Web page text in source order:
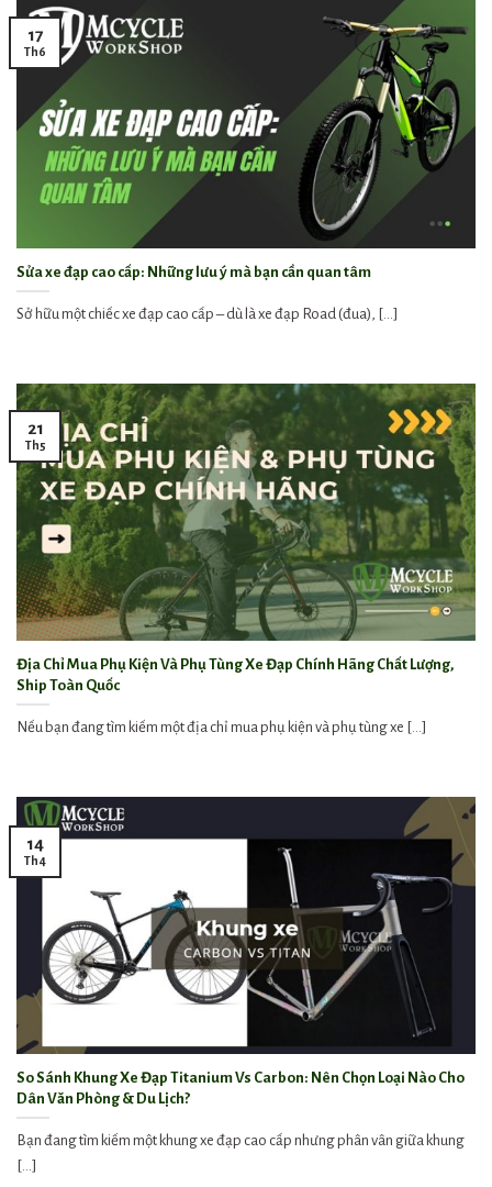
Sửa xe đạp cao cấp: Những lưu ý mà bạn cần quan tâm
Sở hữu một chiếc xe đạp cao cấp – dù là xe đạp Road (đua), [...]
17
Th6
Địa Chỉ Mua Phụ Kiện Và Phụ Tùng Xe Đạp Chính Hãng Chất Lượng,
Ship Toàn Quốc
Nếu bạn đang tìm kiếm một địa chỉ mua phụ kiện và phụ tùng xe [...]
21
Th5
So Sánh Khung Xe Đạp Titanium Vs Carbon: Nên Chọn Loại Nào Cho
Dân Văn Phòng & Du Lịch?
Bạn đang tìm kiếm một khung xe đạp cao cấp nhưng phân vân giữa khung
[...]
14
Th4